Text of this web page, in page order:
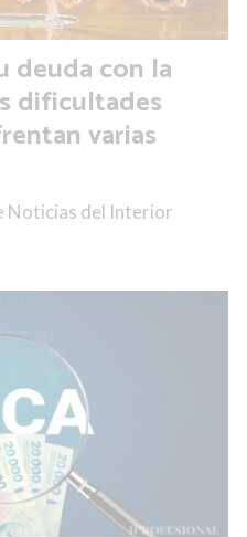
deuda con la
dificultades
varias
Noticias del Interior